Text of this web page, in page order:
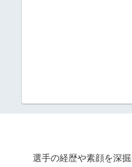
選手の経歴や素顔を深